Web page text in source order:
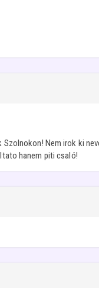
Nem irok ki
hanem piti csaló!